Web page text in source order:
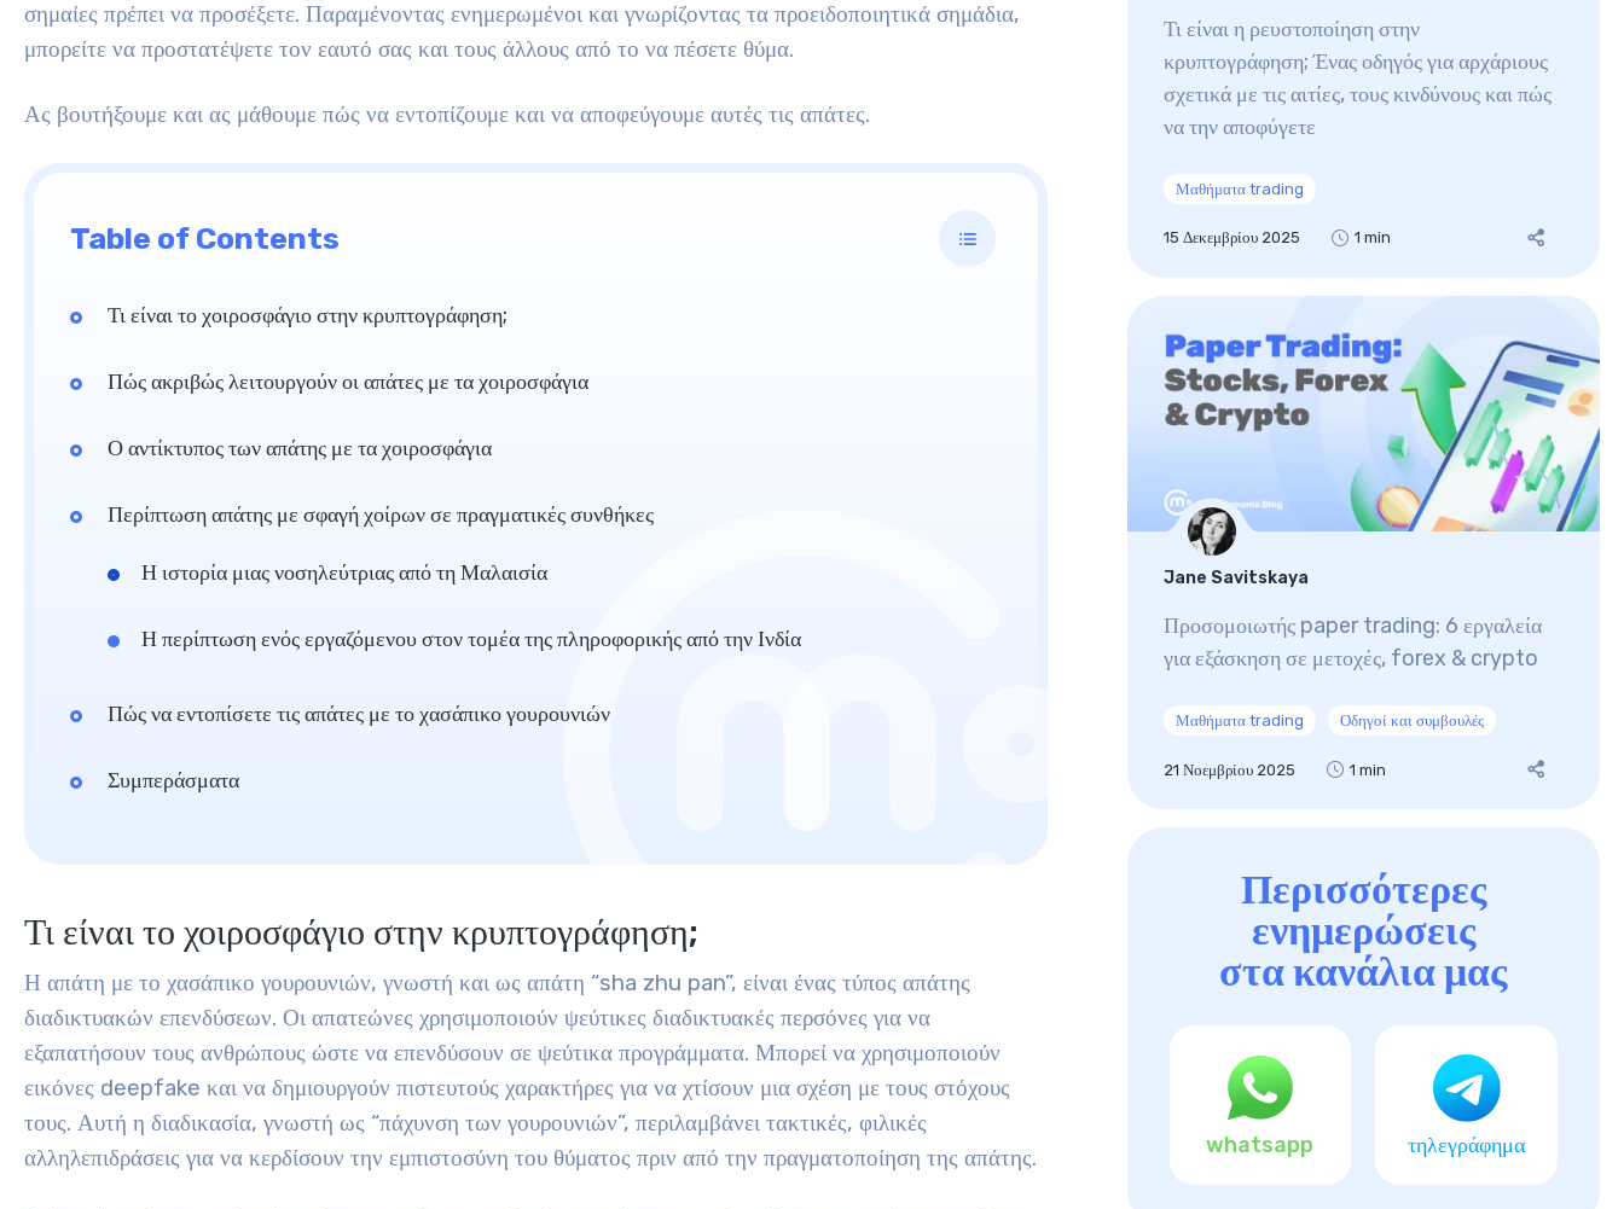
σημαίες πρέπει να προσέξετε. Παραμένοντας ενημερωμένοι και γνωρίζοντας τα προειδοποιητικά σημάδια,
μπορείτε να προστατέψετε τον εαυτό σας και τους άλλους από το να πέσετε θύμα.
Ας βουτήξουμε και ας μάθουμε πώς να εντοπίζουμε και να αποφεύγουμε αυτές τις απάτες.
Table of Contents
Τι είναι το χοιροσφάγιο στην κρυπτογράφηση;
Πώς ακριβώς λειτουργούν οι απάτες με τα χοιροσφάγια
Ο αντίκτυπος των απάτης με τα χοιροσφάγια
Περίπτωση απάτης με σφαγή χοίρων σε πραγματικές συνθήκες
Η ιστορία μιας νοσηλεύτριας από τη Μαλαισία
Η περίπτωση ενός εργαζόμενου στον τομέα της πληροφορικής από την Ινδία
Πώς να εντοπίσετε τις απάτες με το χασάπικο γουρουνιών
Συμπεράσματα
Τι είναι το χοιροσφάγιο στην κρυπτογράφηση;
Η απάτη με το χασάπικο γουρουνιών, γνωστή και ως απάτη “sha zhu pan”, είναι ένας τύπος απάτης
διαδικτυακών επενδύσεων. Οι απατεώνες χρησιμοποιούν ψεύτικες διαδικτυακές περσόνες για να
εξαπατήσουν τους ανθρώπους ώστε να επενδύσουν σε ψεύτικα προγράμματα. Μπορεί να χρησιμοποιούν
εικόνες deepfake και να δημιουργούν πιστευτούς χαρακτήρες για να χτίσουν μια σχέση με τους στόχους
τους. Αυτή η διαδικασία, γνωστή ως “πάχυνση των γουρουνιών”, περιλαμβάνει τακτικές, φιλικές
αλληλεπιδράσεις για να κερδίσουν την εμπιστοσύνη του θύματος πριν από την πραγματοποίηση της απάτης.
Τι είναι η ρευστοποίηση στην
κρυπτογράφηση; Ένας οδηγός για αρχάριους
σχετικά με τις αιτίες, τους κινδύνους και πώς
να την αποφύγετε
Μαθήματα trading
15 Δεκεμβρίου 2025 1 min
Jane Savitskaya
Προσομοιωτής paper trading: 6 εργαλεία
για εξάσκηση σε μετοχές, forex & crypto
Μαθήματα trading Οδηγοί και συμβουλές
21 Νοεμβρίου 2025 1 min
Περισσότερες
ενημερώσεις
στα κανάλια μας
whatsapp τηλεγράφημα